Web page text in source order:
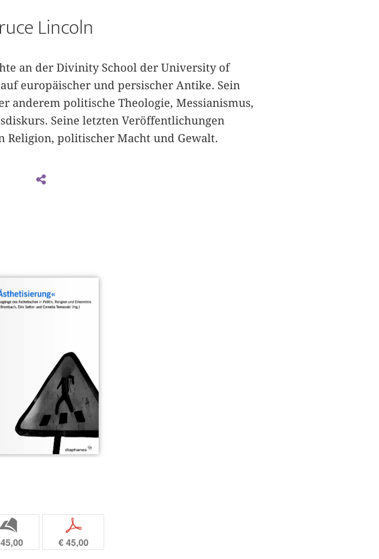
Lincoln
an der Divinity School der University of
europäischer und persischer Antike. Sein
anderem politische Theologie, Messianismus,
Seine letzten Veröffentlichungen
Religion, politischer Macht und Gewalt.
p
€ 45,00